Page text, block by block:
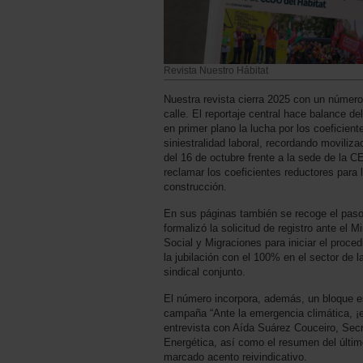
Revista Nuestro Hábitat
Nuestra revista cierra 2025 con un
calle. El reportaje central hace balance
en primer plano la lucha por los
siniestralidad laboral, recordando
del 16 de octubre frente a la sede de la
reclamar los coeficientes reductores
construcción.
En sus páginas también se recoge el
formalizó la solicitud de registro ante el
Social y Migraciones para iniciar el
la jubilación con el 100% en el sector de
sindical conjunto.
El número incorpora, además, un bloque
campaña “Ante la emergencia climática,
entrevista con Aída Suárez Couceiro,
Energética, así como el resumen del
marcado acento reivindicativo.